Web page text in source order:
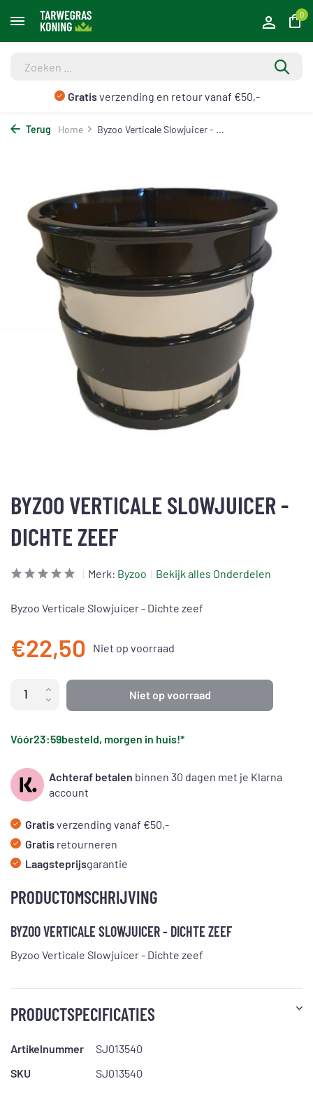
0
Gratisverzending en retour vanaf €50,-
Terug Home Byzoo Verticale Slowjuicer - ...
BYZOO VERTICALE SLOWJUICER -
DICHTE ZEEF
Merk: Byzoo Bekijk alles Onderdelen
Byzoo Verticale Slowjuicer - Dichte zeef
€22,50 Niet op voorraad
Niet op voorraad
Vóór23:59besteld, morgen in huis!*
Achteraf betalen binnen 30 dagen met je Klarna
account
Gratisverzending vanaf €50,-
Gratis retourneren
Laagsteprijsgarantie
PRODUCTOMSCHRIJVING
BYZOO VERTICALE SLOWJUICER - DICHTE ZEEF
Byzoo Verticale Slowjuicer - Dichte zeef
PRODUCTSPECIFICATIES
Artikelnummer
SJ013540
SKU
SJ013540